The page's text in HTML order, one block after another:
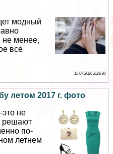
модный
не менее,
все
15 07 2026 2:29:30
летом 2017 г. фото
не
решают
по-
летнем